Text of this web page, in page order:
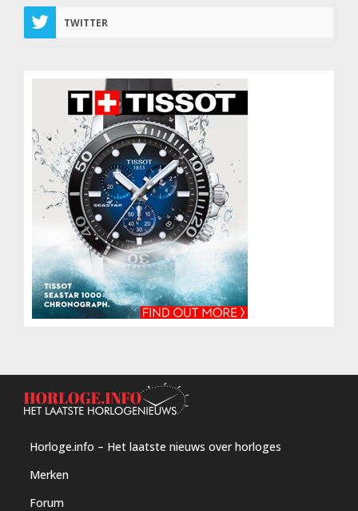
TWITTER
Horloge.info – Het laatste nieuws over horloges
Merken
Forum